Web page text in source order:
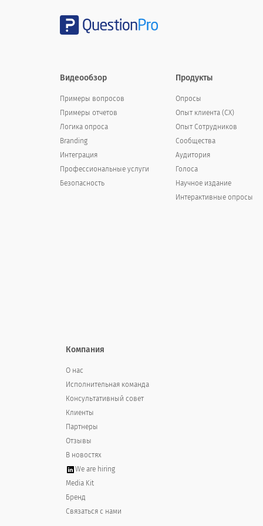
Вы бы порекомендовали это
Would you recommend this
Наверное
Если вам снова понадобится
Наверное
Возможно нет
Точно нет
Видеообзор
Примеры вопросов
Примеры отчетов
Логика опроса
Branding
Интеграция
Профессиональные услуги
Безопасность
Продукты
Опросы
Опыт клиента (СX)
Опыт Cотрудников
Сообщества
Аудитория
Голоса
Научное издание
Интерактивные опросы
Компания
О нас
Исполнительная команда
Консультативный совет
Клиенты
Партнеры
Отзывы
В новостях
We are hiring
Media Kit
Бренд
Связаться с нами